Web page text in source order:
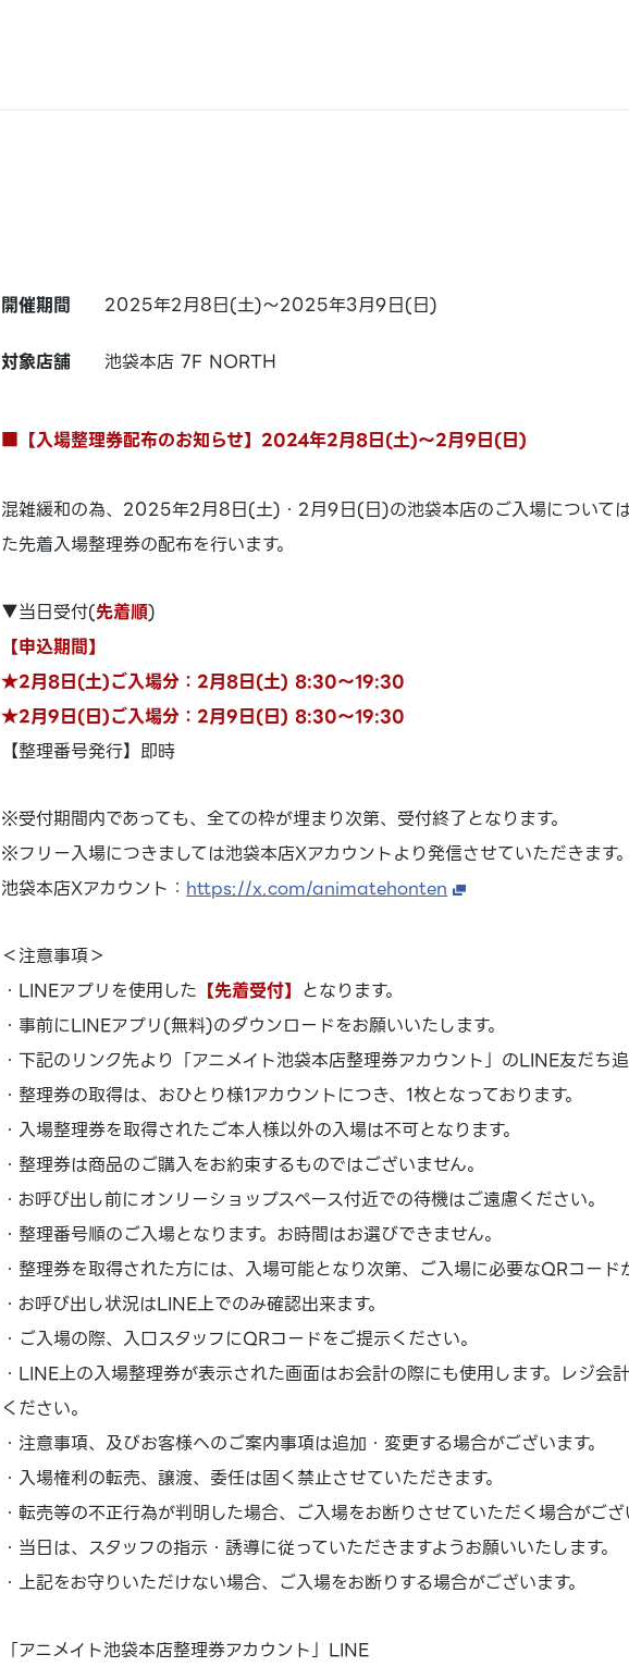
開催期間 2025年2月8日(土)～2025年3月9日(日)
対象店舗 池袋本店 7F NORTH
■【入場整理券配布のお知らせ】2024年2月8日(土)～2月9日(日)
混雑緩和の為、2025年2月8日(土)・2月9日(日)の池袋本店のご入場について
た先着入場整理券の配布を行います。
▼当日受付(先着順)
【申込期間】
★2月8日(土)ご入場分：2月8日(土) 8:30～19:30
★2月9日(日)ご入場分：2月9日(日) 8:30～19:30
【整理番号発行】即時
※受付期間内であっても、全ての枠が埋まり次第、受付終了となります。
※フリー入場につきましては池袋本店Xアカウントより発信させていただきます
池袋本店Xアカウント：https://x.com/animatehonten
＜注意事項＞
・LINEアプリを使用した 【先着受付】 となります。
・事前にLINEアプリ(無料)のダウンロードをお願いいたします。
・下記のリンク先より「アニメイト池袋本店整理券アカウント」のLINE友だち
・整理券の取得は、おひとり様1アカウントにつき、1枚となっております。
・入場整理券を取得されたご本人様以外の入場は不可となります。
・整理券は商品のご購入をお約束するものではございません。
・お呼び出し前にオンリーショップスペース付近での待機はご遠慮ください。
・整理番号順のご入場となります。お時間はお選びできません。
・整理券を取得された方には、入場可能となり次第、ご入場に必要なQRコード
・お呼び出し状況はLINE上でのみ確認出来ます。
・ご入場の際、入口スタッフにQRコードをご提示ください。
・LINE上の入場整理券が表示された画面はお会計の際にも使用します。レジ会
ください。
・注意事項、及びお客様へのご案内事項は追加・変更する場合がございます。
・入場権利の転売、譲渡、委任は固く禁止させていただきます。
・転売等の不正行為が判明した場合、ご入場をお断りさせていただく場合がご
・当日は、スタッフの指示・誘導に従っていただきますようお願いいたします。
・上記をお守りいただけない場合、ご入場をお断りする場合がございます。
「アニメイト池袋本店整理券アカウント」LINE